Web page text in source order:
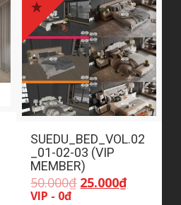
SUEDU_BED_VOL.02
_01-02-03 (VIP
MEMBER)
50.000₫ Giá
25.000₫Giá
VIP - 0đ